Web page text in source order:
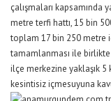
çalışmaları
metre terfi hattı, 15 bin
toplam 17 bin 250 metre
tamamlanması ile birlikte
ilçe merkezine yaklaşık
kesintisiz içmesuyuna